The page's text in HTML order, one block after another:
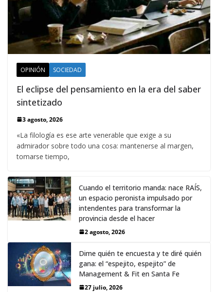
OPINIÓN SOCIEDAD
El eclipse del pensamiento en la era del saber
sintetizado
3 agosto, 2026
«La filología es ese arte venerable que exige a su
admirador sobre todo una cosa: mantenerse al margen,
tomarse tiempo,
Cuando el territorio manda: nace RAÍS,
un espacio peronista impulsado por
intendentes para transformar la
provincia desde el hacer
2 agosto, 2026
Dime quién te encuesta y te diré quién
gana: el “espejito, espejito” de
Management & Fit en Santa Fe
27 julio, 2026